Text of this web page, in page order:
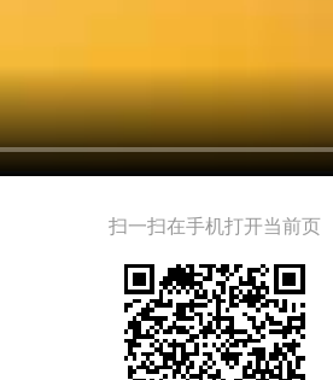
扫一扫在手机打开当前页